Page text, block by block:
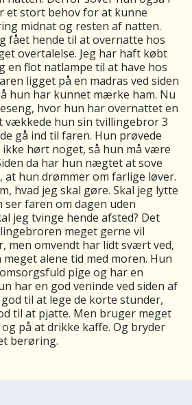
et stort behov for at kunne
midnat og resten af natten.
fået hende til at overnatte hos
overtalelse. Jeg har haft købt
en flot natlampe til at have hos
ligget på en madras ved siden
hun har kunnet mærke ham. Nu
hvor hun har overnattet en
vækkede hun sin tvillingebror 3
gå ind til faren. Hun prøvede
hørt noget, så hun må være
da har hun nægtet at sove
at hun drømmer om farlige løver.
hvad jeg skal gøre. Skal jeg lytte
ser faren om dagen uden
jeg tvinge hende afsted? Det
meget gerne vil
men omvendt har lidt svært ved,
alene tid med moren. Hun
pige og har en
har en god veninde ved siden af
til at lege de korte stunder,
til at pjatte. Men bruger meget
på at drikke kaffe. Og bryder
berøring.